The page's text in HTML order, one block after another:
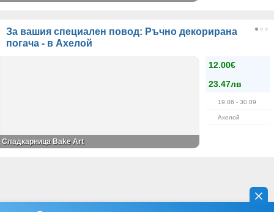
За вашия специален повод: Ръчно декорирана
погача - в Ахелой
12.00€
23.47лв
19.06 - 30.09
Ахелой
Сладкарница Bake Art